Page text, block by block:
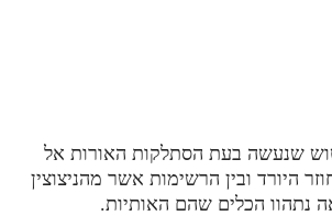
שנעשה בעת הסתלקות האורות אל
היורד ובין הרשימות אשר מהניצוצין
הכלים שהם האותיות.